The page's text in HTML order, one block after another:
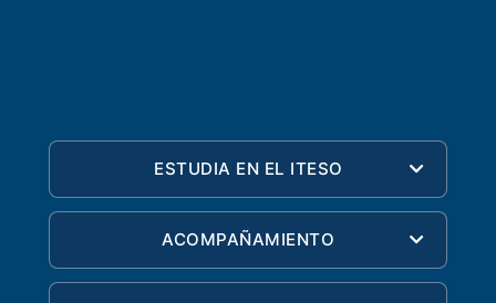
ESTUDIA EN EL ITESO
ACOMPAÑAMIENTO